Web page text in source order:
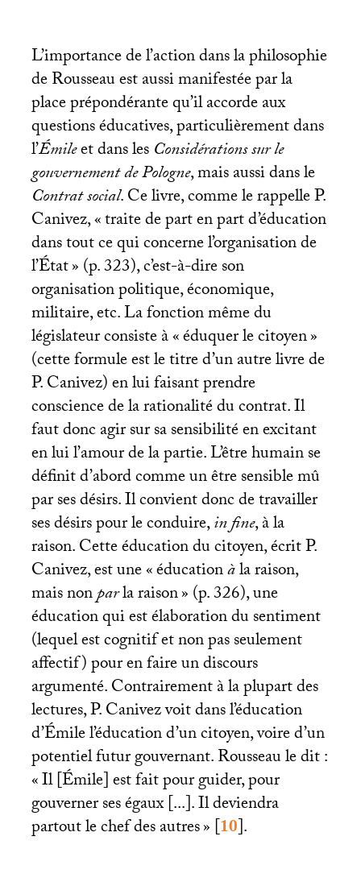
L’importance de l’action dans la philosophie
de Rousseau est aussi manifestée par la
place prépondérante qu’il accorde aux
questions éducatives, particulièrement dans
l’Émileet dans lesConsidérations sur le
gouvernement de Pologne, mais aussi dans le
Contrat social. Ce livre, comme le rappelle P.
Canivez, «traite de part en part d’éducation
dans tout ce qui concerne l’organisation de
l’État» (p. 323), c’est-à-dire son
organisation politique, économique,
militaire, etc. La fonction même du
législateur consiste à «éduquer le citoyen»
(cette formule est le titre d’un autre livre de
P. Canivez) en lui faisant prendre
conscience de la rationalité du contrat. Il
faut donc agir sur sa sensibilité en excitant
en lui l’amour de la partie. L’être humain se
définit d’abord comme un être sensible mû
par ses désirs. Il convient donc de travailler
ses désirs pour le conduire,in fine, à la
raison. Cette éducation du citoyen, écrit P.
Canivez, est une «éducationàla raison,
mais nonparla raison» (p. 326), une
éducation qui est élaboration du sentiment
(lequel est cognitif et non pas seulement
affectif) pour en faire un discours
argumenté. Contrairement à la plupart des
lectures, P. Canivez voit dans l’éducation
d’Émile l’éducation d’un citoyen, voire d’un
potentiel futur gouvernant. Rousseau le dit :
«Il [Émile] est fait pour guider, pour
gouverner ses égaux [...]. Il deviendra
partout le chef des autres»[10].